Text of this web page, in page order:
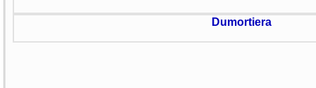
Dumortiera